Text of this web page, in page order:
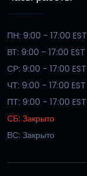
ПН: 9:00 - 17:00 EST
ВТ: 9:00 - 17:00 EST
СР: 9:00 - 17:00 EST
ЧТ: 9:00 - 17:00 EST
ПТ: 9:00 - 17:00 EST
СБ: Закрыто
ВС: Закрыто